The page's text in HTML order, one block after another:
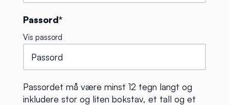
Passord*
Vis passord
Passordet må være minst 12 tegn langt og
inkludere stor og liten bokstav, et tall og et